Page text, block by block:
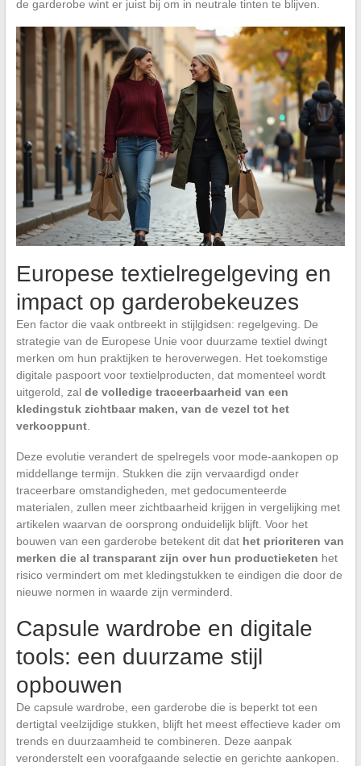
de garderobe wint er juist bij om in neutrale tinten te blijven.
Europese textielregelgeving en
impact op garderobekeuzes
Een factor die vaak ontbreekt in stijlgidsen: regelgeving. De
strategie van de Europese Unie voor duurzame textiel dwingt
merken om hun praktijken te heroverwegen. Het toekomstige
digitale paspoort voor textielproducten, dat momenteel wordt
uitgerold, zal de volledige traceerbaarheid van een
kledingstuk zichtbaar maken, van de vezel tot het
verkooppunt.
Deze evolutie verandert de spelregels voor mode-aankopen op
middellange termijn. Stukken die zijn vervaardigd onder
traceerbare omstandigheden, met gedocumenteerde
materialen, zullen meer zichtbaarheid krijgen in vergelijking met
artikelen waarvan de oorsprong onduidelijk blijft. Voor het
bouwen van een garderobe betekent dit dat het prioriteren van
merken die al transparant zijn over hun productieketen het
risico vermindert om met kledingstukken te eindigen die door de
nieuwe normen in waarde zijn verminderd.
Capsule wardrobe en digitale
tools: een duurzame stijl
opbouwen
De capsule wardrobe, een garderobe die is beperkt tot een
dertigtal veelzijdige stukken, blijft het meest effectieve kader om
trends en duurzaamheid te combineren. Deze aanpak
veronderstelt een voorafgaande selectie en gerichte aankopen.